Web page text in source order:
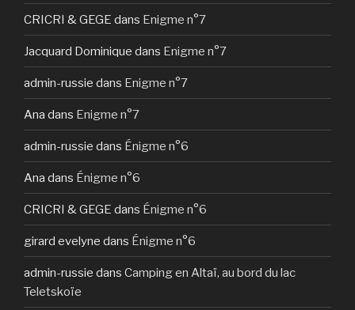
CRICRI & GEGE dans Enigme n°7
Jacquard Dominique dans Enigme n°7
admin-russie dans Enigme n°7
Ana dans Enigme n°7
admin-russie dans Énigme n°6
Ana dans Énigme n°6
CRICRI & GEGE dans Énigme n°6
girard evelyne dans Énigme n°6
admin-russie dans Camping en Altaï, au bord du lac
Teletskoïe